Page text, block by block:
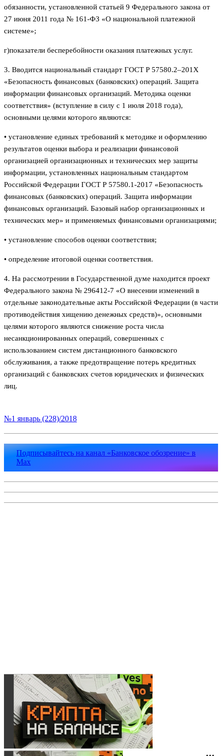
обязанности, установленной статьей 9 Федерального закона от
27 июня 2011 года № 161-ФЗ «О национальной платежной
системе»;
г)показатели бесперебойности оказания платежных услуг.
3. Вводится национальный стандарт ГОСТ Р 57580.2–201Х
«Безопасность финансовых (банковских) операций. Защита
информации финансовых организаций. Методика оценки
соответствия» (вступление в силу с 1 июля 2018 года),
основными целями которого являются:
• установление единых требований к методике и оформлению
результатов оценки выбора и реализации финансовой
организацией организационных и технических мер защиты
информации, установленных национальным стандартом
Российской Федерации ГОСТ Р 57580.1-2017 «Безопасность
финансовых (банковских) операций. Защита информации
финансовых организаций. Базовый набор организационных и
технических мер» и применяемых финансовыми организациями;
• установление способов оценки соответствия;
• определение итоговой оценки соответствия.
4. На рассмотрении в Государственной думе находится проект
Федерального закона № 296412-7 «О внесении изменений в
отдельные законодательные акты Российской Федерации (в части
противодействия хищению денежных средств)», основными
целями которого являются снижение роста числа
несанкционированных операций, совершенных с
использованием систем дистанционного банковского
обслуживания, а также предотвращение потерь кредитных
организаций с банковских счетов юридических и физических
лиц.
№1 январь (228)/2018
Подписывайтесь на канал «Банковское обозрение» в
Max